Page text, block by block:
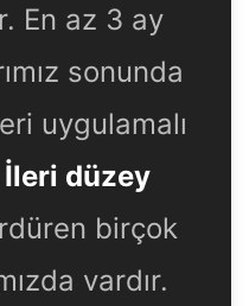
En az 3 ay
sonunda
uygulamalı
İleri düzey
birçok
vardır.